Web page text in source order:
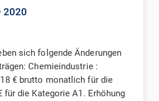
2020
sich folgende Änderungen
Chemieindustrie :
€ brutto monatlich für die
für die Kategorie A1. Erhöhung